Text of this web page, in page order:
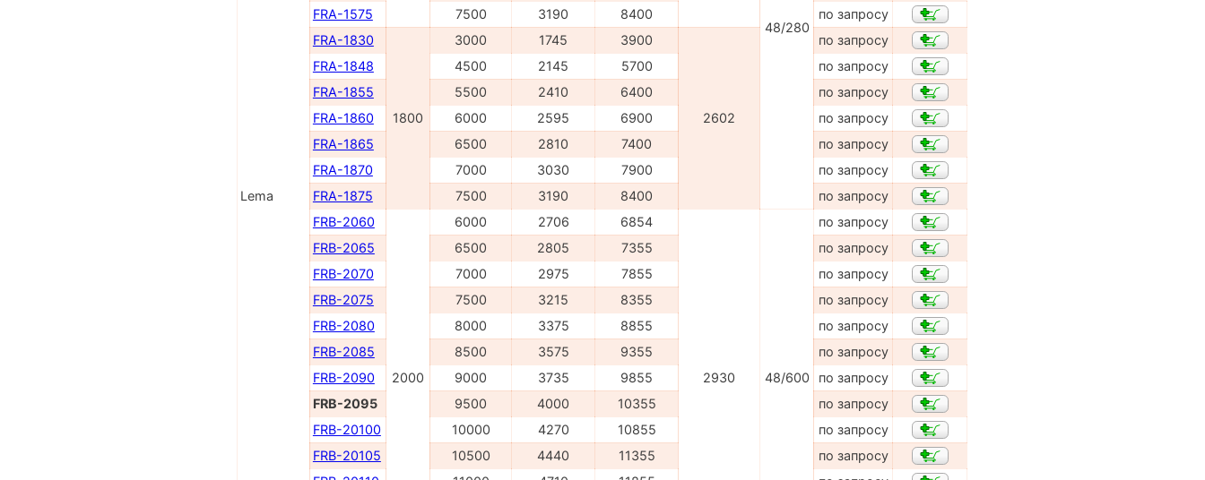
Lema
48/280
FRA-1575
7500 3190 8400
по запросу
FRA-1830
1800
3000 1745 3900
2602
по запросу
FRA-1848
4500 2145 5700
по запросу
FRA-1855
5500 2410 6400
по запросу
FRA-1860
6000 2595 6900
по запросу
FRA-1865
6500 2810 7400
по запросу
FRA-1870
7000 3030 7900
по запросу
FRA-1875
7500 3190 8400
по запросу
FRB-2060
2000
6000 2706 6854
2930 48/600
по запросу
FRB-2065
6500 2805 7355
по запросу
FRB-2070
7000 2975 7855
по запросу
FRB-2075
7500 3215 8355
по запросу
FRB-2080
8000 3375 8855
по запросу
FRB-2085
8500 3575 9355
по запросу
FRB-2090
9000 3735 9855
по запросу
FRB-2095
9500 4000 10355
по запросу
FRB-20100
10000 4270 10855
по запросу
FRB-20105
10500 4440 11355
по запросу